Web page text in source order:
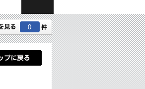
E
N 0